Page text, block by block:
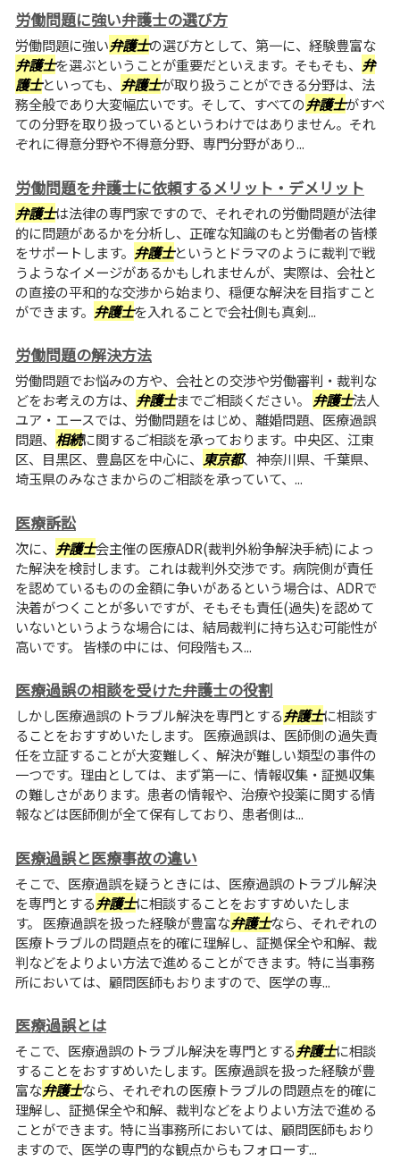
労働問題に強い弁護士の選び方
労働問題に強い弁護士の選び方として、第一に、経験豊富な
弁護士を選ぶということが重要だといえます。そもそも、 弁
護士といっても、 弁護士が取り扱うことができる分野は、法
務全般であり大変幅広いです。そして、すべての弁護士がすべ
ての分野を取り扱っているというわけではありません。それ
ぞれに得意分野や不得意分野、専門分野があり...
労働問題を弁護士に依頼するメリット・デメリット
弁護士は法律の専門家ですので、それぞれの労働問題が法律
的に問題があるかを分析し、正確な知識のもと労働者の皆様
をサポートします。 弁護士というとドラマのように裁判で戦
うようなイメージがあるかもしれませんが、実際は、会社と
の直接の平和的な交渉から始まり、穏便な解決を目指すこと
ができます。 弁護士を入れることで会社側も真剣...
労働問題の解決方法
労働問題でお悩みの方や、会社との交渉や労働審判・裁判な
どをお考えの方は、 弁護士までご相談ください。 弁護士法人
ユア・エースでは、労働問題をはじめ、離婚問題、医療過誤
問題、 相続に関するご相談を承っております。中央区、江東
区、目黒区、豊島区を中心に、 東京都、神奈川県、千葉県、
埼玉県のみなさまからのご相談を承っていて、...
医療訴訟
次に、 弁護士会主催の医療ADR(裁判外紛争解決手続)によっ
た解決を検討します。これは裁判外交渉です。病院側が責任
を認めているものの金額に争いがあるという場合は、ADRで
決着がつくことが多いですが、そもそも責任(過失)を認めて
いないというような場合には、結局裁判に持ち込む可能性が
高いです。 皆様の中には、何段階もス...
医療過誤の相談を受けた弁護士の役割
しかし医療過誤のトラブル解決を専門とする弁護士に相談す
ることをおすすめいたします。 医療過誤は、医師側の過失責
任を立証することが大変難しく、解決が難しい類型の事件の
一つです。理由としては、まず第一に、情報収集・証拠収集
の難しさがあります。患者の情報や、治療や投薬に関する情
報などは医師側が全て保有しており、患者側は...
医療過誤と医療事故の違い
そこで、医療過誤を疑うときには、医療過誤のトラブル解決
を専門とする弁護士に相談することをおすすめいたしま
す。 医療過誤を扱った経験が豊富な弁護士なら、それぞれの
医療トラブルの問題点を的確に理解し、証拠保全や和解、裁
判などをよりよい方法で進めることができます。特に当事務
所においては、顧問医師もおりますので、医学の専...
医療過誤とは
そこで、医療過誤のトラブル解決を専門とする弁護士に相談
することをおすすめいたします。医療過誤を扱った経験が豊
富な弁護士なら、それぞれの医療トラブルの問題点を的確に
理解し、証拠保全や和解、裁判などをよりよい方法で進める
ことができます。特に当事務所においては、顧問医師もおり
ますので、医学の専門的な観点からもフォローす...